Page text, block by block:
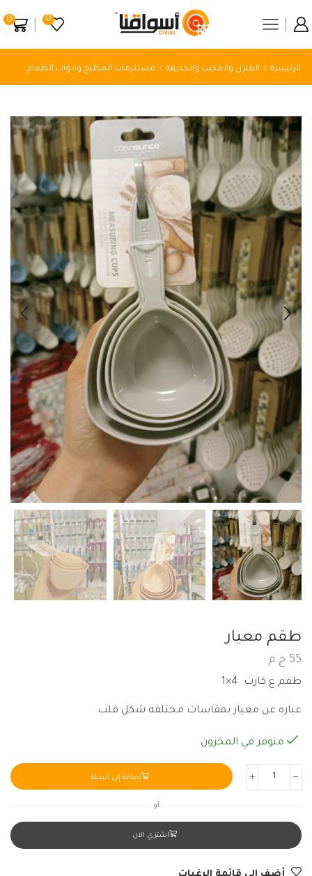
0
0
الرئيسية المنزل والمكتب والحديقة مستلزمات المطبخ وادوات الطعام
طقم معيار
55 ج.م
طقم ع كارت 4×1
عباره عن معيار بمقاسات مختلفه شكل قلب
متوفر في المخزون
إضافة إلى السلة
أو
اشتري الان